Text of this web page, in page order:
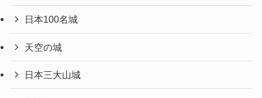
日本100名城
天空の城
日本三大山城